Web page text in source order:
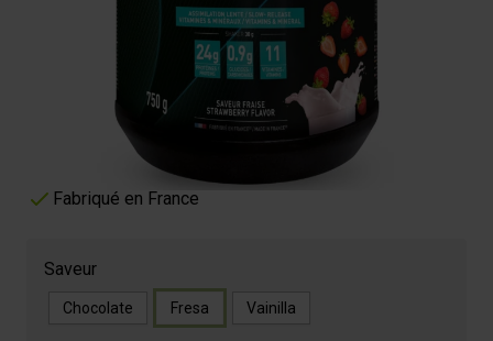
40,99 € 4.5/5 - 100 reviews
24g de protéines par shaker
Assimilation lente
11 vitamines
Fabriqué en France
Saveur
Chocolate Fresa Vainilla